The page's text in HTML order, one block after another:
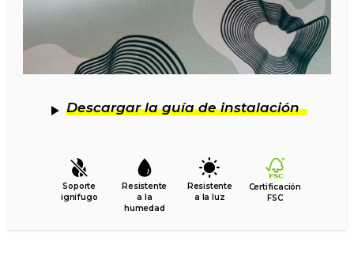
Descargar la guía de instalación
Soporte
ignífugo
Resistente
a la
humedad
Resistente
a la luz
Certificación
FSC